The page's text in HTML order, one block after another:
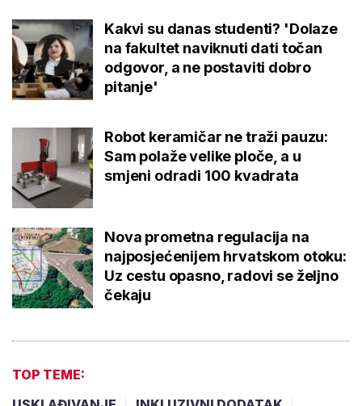
Kakvi su danas studenti? 'Dolaze
na fakultet naviknuti dati točan
odgovor, a ne postaviti dobro
pitanje'
Robot keramičar ne traži pauzu:
Sam polaže velike ploče, a u
smjeni odradi 100 kvadrata
Nova prometna regulacija na
najposjećenijem hrvatskom otoku:
Uz cestu opasno, radovi se željno
čekaju
TOP TEME: